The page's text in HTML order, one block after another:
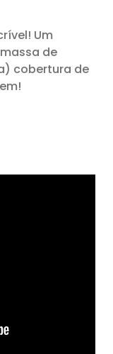
Um
de
cobertura de